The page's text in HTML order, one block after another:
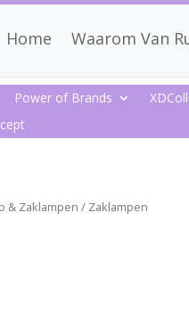
Home Waarom Van
Power of Brands
& Zaklampen / Zaklampen